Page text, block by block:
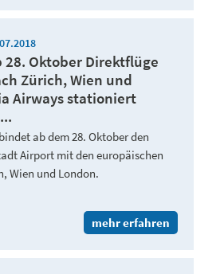
28. Oktober Direktflüge
Zürich, Wien und
Airways stationiert
ab dem 28. Oktober den
Airport mit den europäischen
Wien und London.
mehr erfahren